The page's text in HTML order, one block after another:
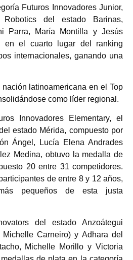
Futuros Innovadores Junior,
del estado Barinas,
Parra, María Montilla y Jesús
en el cuarto lugar del ranking
internacionales, ganando una
latinoamericana en el Top
como líder regional.
Innovadores Elementary, el
estado Mérida, compuesto por
Ángel, Lucía Elena Andrades
Medina, obtuvo la medalla de
20 entre 31 competidores.
de entre 8 y 12 años,
pequeños de esta justa
del estado Anzoátegui
Carneiro) y Adhara del
Michelle Morillo y Victoria